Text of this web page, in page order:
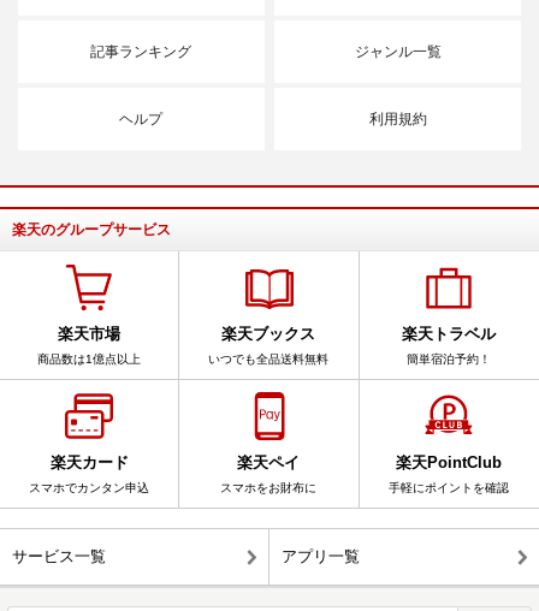
記事ランキング ジャンル一覧
ヘルプ 利用規約
楽天のグループサービス
楽天市場
商品数は1億点以上
楽天ブックス
いつでも全品送料無料
楽天トラベル
簡単宿泊予約！
楽天カード
スマホでカンタン申込
楽天ペイ
スマホをお財布に
楽天PointClub
手軽にポイントを確認
サービス一覧 アプリ一覧